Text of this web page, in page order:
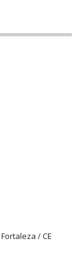
Fortaleza /CE